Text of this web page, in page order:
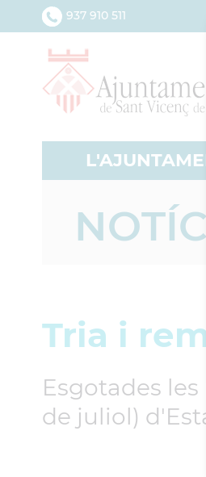
937 910 511
Tria i
Esgotades
de juliol)